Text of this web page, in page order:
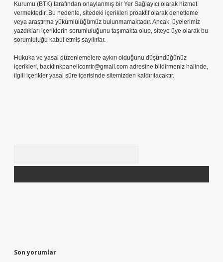
Kurumu (BTK) tarafından onaylanmış bir Yer Sağlayıcı olarak hizmet
vermektedir. Bu nedenle, sitedeki içerikleri proaktif olarak denetleme
veya araştırma yükümlülüğümüz bulunmamaktadır. Ancak, üyelerimiz
yazdıkları içeriklerin sorumluluğunu taşımakta olup, siteye üye olarak bu
sorumluluğu kabul etmiş sayılırlar.
Hukuka ve yasal düzenlemelere aykırı olduğunu düşündüğünüz
içerikleri, backlinkpanelicomtr@gmail.com adresine bildirmeniz halinde,
ilgili içerikler yasal süre içerisinde sitemizden kaldırılacaktır.
Son yorumlar